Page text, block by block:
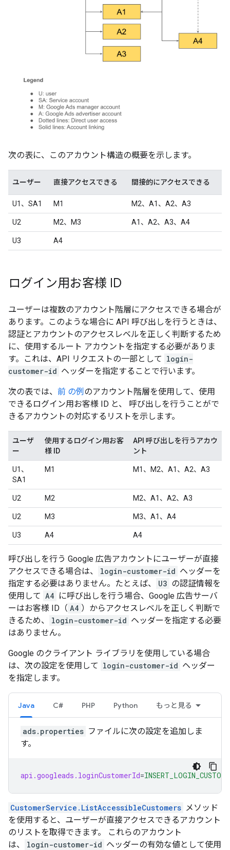
次の表に、このアカウント構造の概要を示します。
ユーザー 直接アクセスできる 間接的にアクセスできる
U1、SA1 M1 M2、A1、A2、A3
U2 M2、M3 A1、A2、A3、A4
U3 A4
ログイン用お客様 ID
ユーザーは複数のアカウント階層にアクセスできる場合が
あります。このような場合に API 呼び出しを行うときは、
認証とアカウントのアクセスレベルを正しく判断するため
に、使用するルート アカウントを指定する必要がありま
す。これは、API リクエストの一部として login-
customer-id ヘッダーを指定することで行います。
次の表では、 前 の例 のアカウント階層を使用して、使用
できるログイン用お客様 ID と、 呼び出しを行うことがで
きるアカウントの対応するリストを示します。
ユーザ
ー
使用するログイン用お客
様 ID
API 呼び出しを行うアカウ
ント
U1、
SA1
M1 M1、M2、A1、A2、A3
U2 M2 M2、A1、A2、A3
U2 M3 M3、A1、A4
U3 A4 A4
呼び出しを行う Google 広告アカウントにユーザーが直接
アクセスできる場合は、
login-customer-id ヘッダーを
指定する必要はありません。たとえば、
U3 の認証情報を
使用して A4 に呼び出しを行う場合、Google 広告サーバ
ーはお客様 ID（ A4 ）からアクセスレベルを正しく判断で
きるため、
login-customer-id ヘッダーを指定する必要
はありません。
Google のクライアント ライブラリを使用している場合
は、次の設定を使用して login-customer-id ヘッダー
を指定します。
Java C# PHP Python もっと見る
ads.properties ファイルに次の設定を追加しま
す。
api.googleads.loginCustomerId=
CustomerService.ListAccessibleCustomers メソッド
を使用すると、ユーザーが直接アクセスできるアカウント
のリストを取得できます。 これらのアカウント
は、
login-customer-id ヘッダーの有効な値として使用